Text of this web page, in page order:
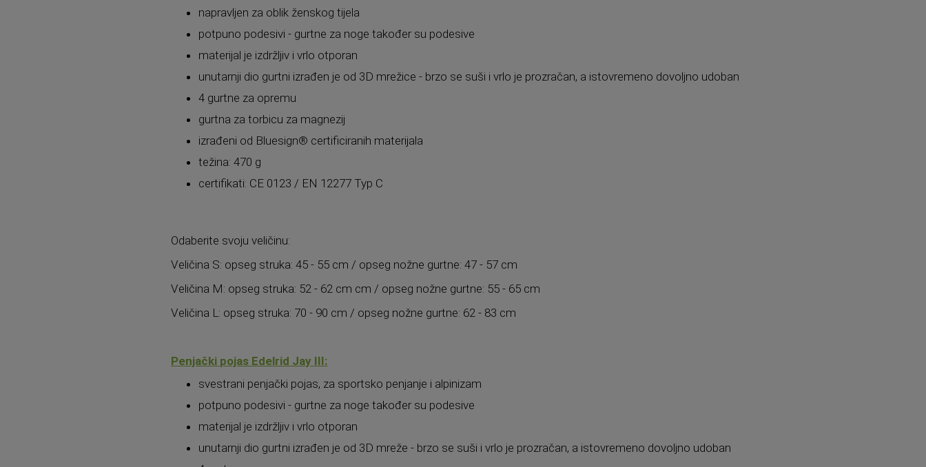
napravljen za oblik ženskog tijela
potpuno podesivi - gurtne za noge također su podesive
materijal je izdržljiv i vrlo otporan
unutarnji dio gurtni izrađen je od 3D mrežice - brzo se suši i vrlo je prozračan, a istovremeno dovoljno udoban
4 gurtne za opremu
gurtna za torbicu za magnezij
izrađeni od Bluesign® certificiranih materijala
težina: 470 g
certifikati: CE 0123 / EN 12277 Typ C
Odaberite svoju veličinu:
Veličina S: opseg struka: 45 - 55 cm / opseg nožne gurtne: 47 - 57 cm
Veličina M: opseg struka: 52 - 62 cm cm / opseg nožne gurtne: 55 - 65 cm
Veličina L: opseg struka: 70 - 90 cm / opseg nožne gurtne: 62 - 83 cm
Penjački pojas Edelrid Jay III:
svestrani penjački pojas, za sportsko penjanje i alpinizam
potpuno podesivi - gurtne za noge također su podesive
materijal je izdržljiv i vrlo otporan
unutarnji dio gurtni izrađen je od 3D mreže - brzo se suši i vrlo je prozračan, a istovremeno dovoljno udoban